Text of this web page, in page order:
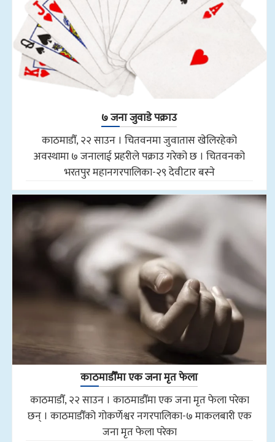
७ जना जुवाडे पक्राउ
काठमाडौँ, २२ साउन । चितवनमा जुवातास खेलिरहेको
अवस्थामा ७ जनालाई प्रहरीले पक्राउ गरेको छ । चितवनको
भरतपुर महानगरपालिका-२९ देवीटार बस्ने
काठमाडौँमा एक जना मृत फेला
काठमाडौँ, २२ साउन । काठमाडौँमा एक जना मृत फेला परेका
छन् । काठमाडौँको गोकर्णेश्वर नगरपालिका-७ माकलबारी एक
जना मृत फेला परेका